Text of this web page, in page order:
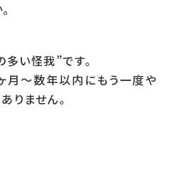
多い怪我”です。
月〜数年以内にもう一度や
りません。